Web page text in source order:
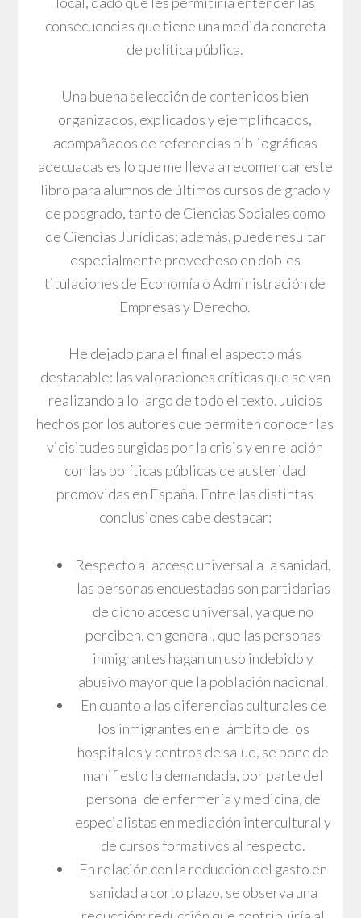
consecuencias que tiene una medida concreta
de política pública.
Una buena selección de contenidos bien
organizados, explicados y ejemplificados,
acompañados de referencias bibliográficas
adecuadas es lo que me lleva a recomendar este
libro para alumnos de últimos cursos de grado y
de posgrado, tanto de Ciencias Sociales como
de Ciencias Jurídicas; además, puede resultar
especialmente provechoso en dobles
titulaciones de Economía o Administración de
Empresas y Derecho.
He dejado para el final el aspecto más
destacable: las valoraciones críticas que se van
realizando a lo largo de todo el texto. Juicios
hechos por los autores que permiten conocer las
vicisitudes surgidas por la crisis y en relación
con las políticas públicas de austeridad
promovidas en España. Entre las distintas
conclusiones cabe destacar:
Respecto al acceso universal a la sanidad,
las personas encuestadas son partidarias
de dicho acceso universal, ya que no
perciben, en general, que las personas
inmigrantes hagan un uso indebido y
abusivo mayor que la población nacional.
En cuanto a las diferencias culturales de
los inmigrantes en el ámbito de los
hospitales y centros de salud, se pone de
manifiesto la demandada, por parte del
personal de enfermería y medicina, de
especialistas en mediación intercultural y
de cursos formativos al respecto.
En relación con la reducción del gasto en
sanidad a corto plazo, se observa una